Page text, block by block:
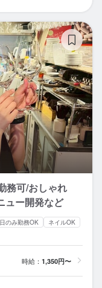
務可/おしゃれ
ュー開発など
のみ勤務OK
ネイルOK
時給： 1,350円〜